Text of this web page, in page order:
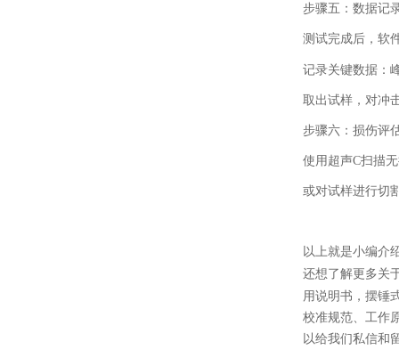
步骤五：数据记
测试完成后，软
记录关键数据：
取出试样，对冲
步骤六：损伤评
使用超声C扫描
或对试样进行切
以上就是小编介
还想了解更多关
用说明书，摆锤
校准规范、工作
以给我们私信和